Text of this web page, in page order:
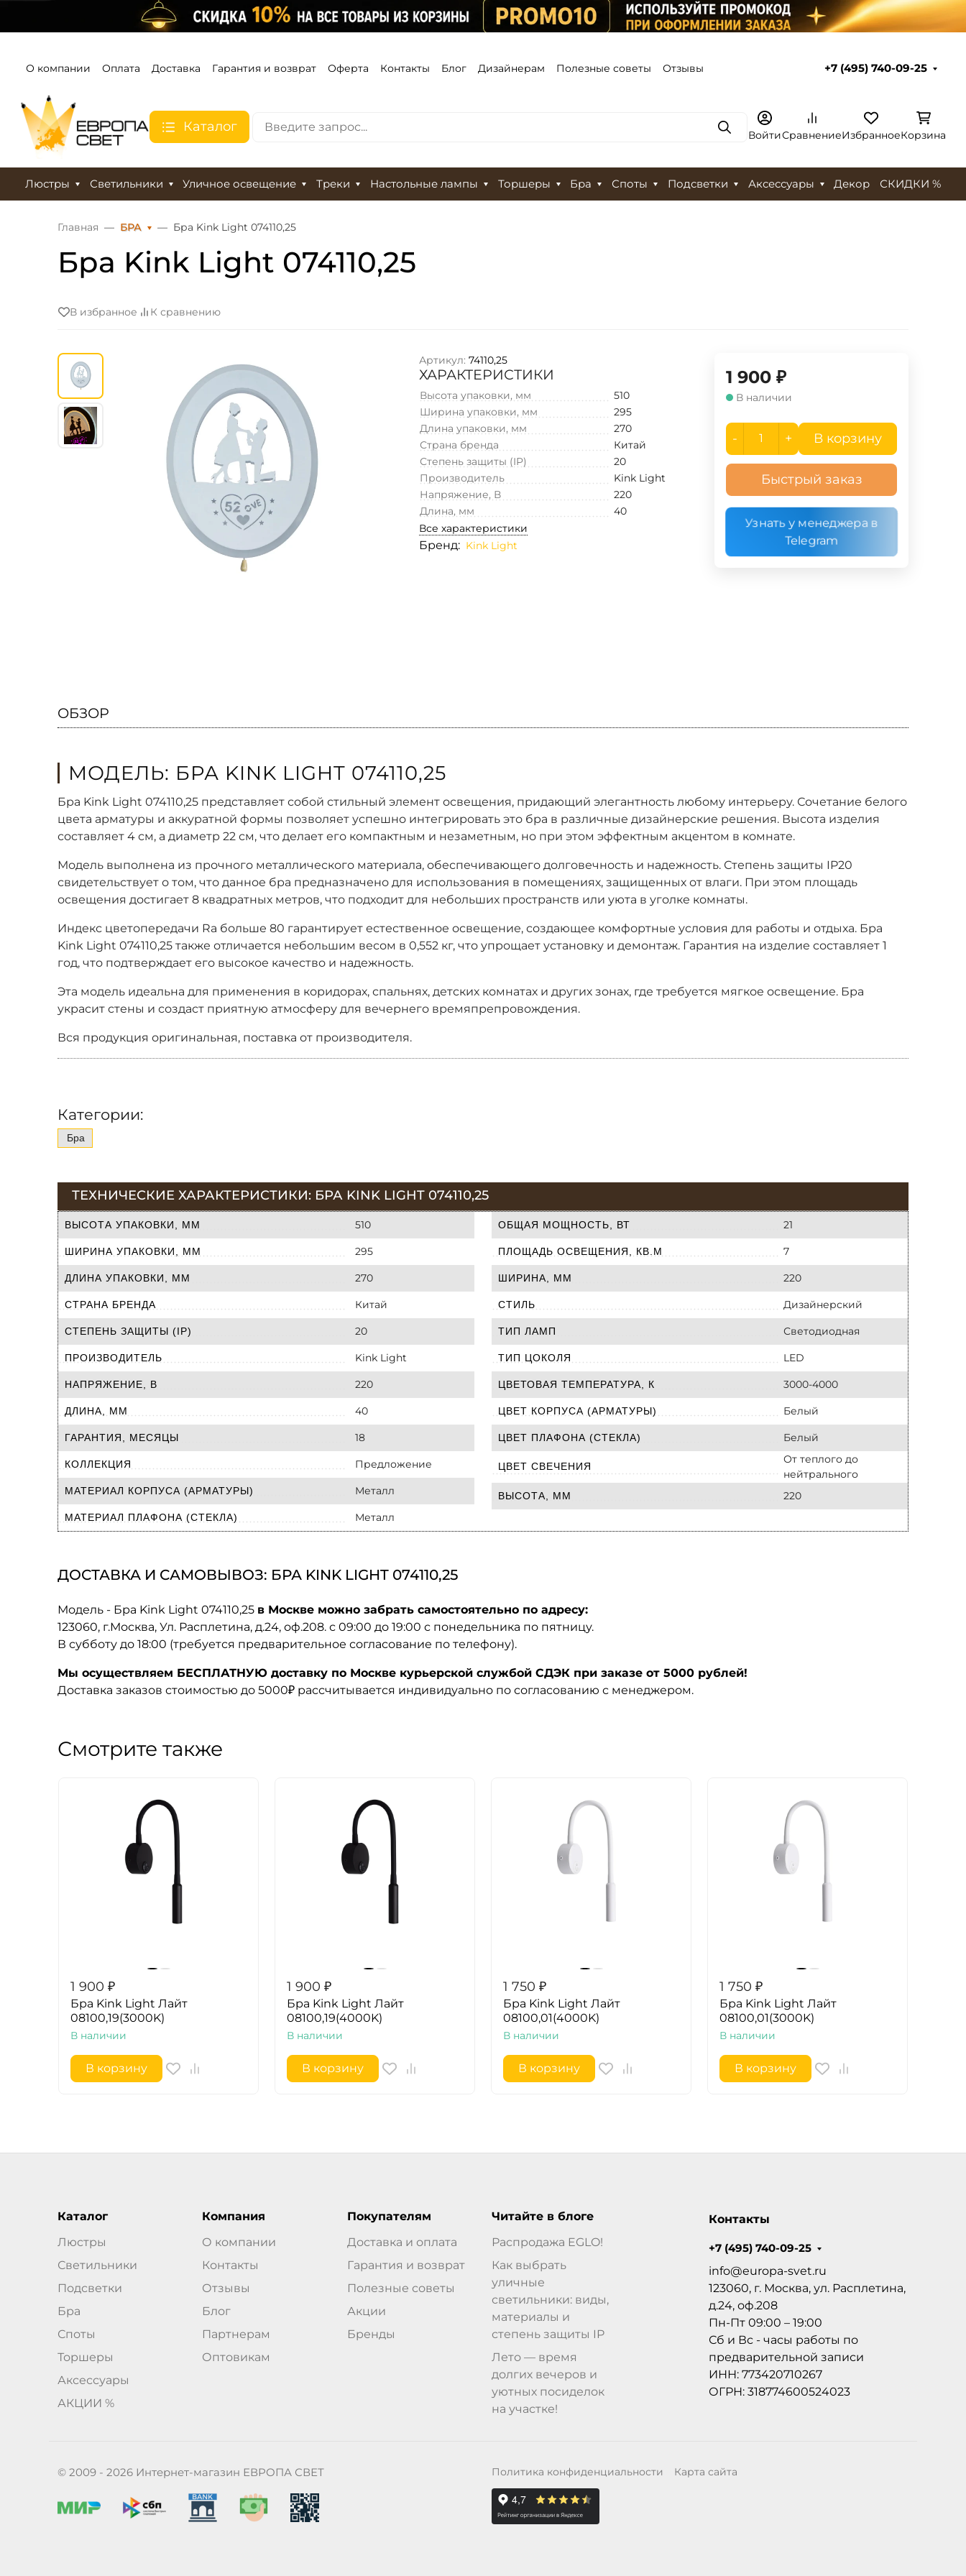
О компании Оплата Доставка Гарантия и возврат Оферта Контакты Блог Дизайнерам Полезные советы Отзывы +7 (495) 740-09-25
Каталог ПоискВойтиСравнениеИзбранноеКорзина
Люстры Светильники Уличное освещение Треки Настольные лампы Торшеры Бра Споты Подсветки Аксессуары Декор СКИДКИ %
Главная БРА Бра Kink Light 074110,25
Бра Kink Light 074110,25
В избранное К сравнению
Артикул: 74110,25
ХАРАКТЕРИСТИКИ
Высота упаковки, мм
510
Ширина упаковки, мм
295
Длина упаковки, мм
270
Страна бренда
Китай
Степень защиты (IP)
20
Производитель
Kink Light
Напряжение, В
220
Длина, мм
40
Все характеристики
Бренд: Kink Light
1 900 ₽
В наличии
- + В корзину
Быстрый заказ
Узнать у менеджера в
Telegram
ОБЗОР
МОДЕЛЬ: БРА KINK LIGHT 074110,25
Бра Kink Light 074110,25 представляет собой стильный элемент освещения, придающий элегантность любому интерьеру. Сочетание белого
цвета арматуры и аккуратной формы позволяет успешно интегрировать это бра в различные дизайнерские решения. Высота изделия
составляет 4 см, а диаметр 22 см, что делает его компактным и незаметным, но при этом эффектным акцентом в комнате.
Модель выполнена из прочного металлического материала, обеспечивающего долговечность и надежность. Степень защиты IP20
свидетельствует о том, что данное бра предназначено для использования в помещениях, защищенных от влаги. При этом площадь
освещения достигает 8 квадратных метров, что подходит для небольших пространств или уюта в уголке комнаты.
Индекс цветопередачи Ra больше 80 гарантирует естественное освещение, создающее комфортные условия для работы и отдыха. Бра
Kink Light 074110,25 также отличается небольшим весом в 0,552 кг, что упрощает установку и демонтаж. Гарантия на изделие составляет 1
год, что подтверждает его высокое качество и надежность.
Эта модель идеальна для применения в коридорах, спальнях, детских комнатах и других зонах, где требуется мягкое освещение. Бра
украсит стены и создаст приятную атмосферу для вечернего времяпрепровождения.
Вся продукция оригинальная, поставка от производителя.
Категории:
Бра
ТЕХНИЧЕСКИЕ ХАРАКТЕРИСТИКИ: БРА KINK LIGHT 074110,25
ВЫСОТА УПАКОВКИ, ММ 510
ШИРИНА УПАКОВКИ, ММ 295
ДЛИНА УПАКОВКИ, ММ 270
СТРАНА БРЕНДА Китай
СТЕПЕНЬ ЗАЩИТЫ (IP) 20
ПРОИЗВОДИТЕЛЬ Kink Light
НАПРЯЖЕНИЕ, В 220
ДЛИНА, ММ 40
ГАРАНТИЯ, МЕСЯЦЫ 18
КОЛЛЕКЦИЯ Предложение
МАТЕРИАЛ КОРПУСА (АРМАТУРЫ) Металл
МАТЕРИАЛ ПЛАФОНА (СТЕКЛА) Металл
ОБЩАЯ МОЩНОСТЬ, ВТ 21
ПЛОЩАДЬ ОСВЕЩЕНИЯ, КВ.М 7
ШИРИНА, ММ 220
СТИЛЬ Дизайнерский
ТИП ЛАМП Светодиодная
ТИП ЦОКОЛЯ LED
ЦВЕТОВАЯ ТЕМПЕРАТУРА, К 3000-4000
ЦВЕТ КОРПУСА (АРМАТУРЫ) Белый
ЦВЕТ ПЛАФОНА (СТЕКЛА) Белый
ЦВЕТ СВЕЧЕНИЯ
От теплого до
нейтрального
ВЫСОТА, ММ 220
ДОСТАВКА И САМОВЫВОЗ: БРА KINK LIGHT 074110,25
Модель - Бра Kink Light 074110,25 в Москве можно забрать самостоятельно по адресу:
123060, г.Москва, Ул. Расплетина, д.24, оф.208. с 09:00 до 19:00 с понедельника по пятницу.
В субботу до 18:00 (требуется предварительное согласование по телефону).
Мы осуществляем БЕСПЛАТНУЮ доставку по Москве курьерской службой СДЭК при заказе от 5000 рублей!
Доставка заказов стоимостью до 5000₽ рассчитывается индивидуально по согласованию с менеджером.
Смотрите также
1 900 ₽
Бра Kink Light Лайт
08100,19(3000K)
В наличии
В корзину
1 900 ₽
Бра Kink Light Лайт
08100,19(4000K)
В наличии
В корзину
1 750 ₽
Бра Kink Light Лайт
08100,01(4000K)
В наличии
В корзину
1 750 ₽
Бра Kink Light Лайт
08100,01(3000K)
В наличии
В корзину
Каталог
Люстры
Светильники
Подсветки
Бра
Споты
Торшеры
Аксессуары
АКЦИИ %
Компания
О компании
Контакты
Отзывы
Блог
Партнерам
Оптовикам
Покупателям
Доставка и оплата
Гарантия и возврат
Полезные советы
Акции
Бренды
Читайте в блоге
Распродажа EGLO!
Как выбрать
уличные
светильники: виды,
материалы и
степень защиты IP
Лето — время
долгих вечеров и
уютных посиделок
на участке!
Контакты
+7 (495) 740-09-25
info@europa-svet.ru
123060, г. Москва, ул. Расплетина,
д.24, оф.208
Пн-Пт 09:00 – 19:00
Сб и Вс - часы работы по
предварительной записи
ИНН: 773420710267
ОГРН: 318774600524023
© 2009 - 2026 Интернет-магазин ЕВРОПА СВЕТ Политика конфиденциальности Карта сайта